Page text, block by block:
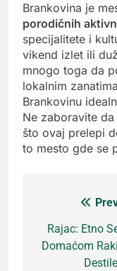
Brankovina je
porodičnih
specijalitete i
vikend izlet ili
mnogo toga da
lokalnim
Brankovinu
Ne zaboravite
što ovaj prelepi
to mesto gde se
Кретање
чланка
Rajac: Etno
Domaćom